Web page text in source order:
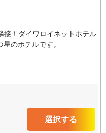
接！ダイワロイネットホテル
のホテルです。
選択する